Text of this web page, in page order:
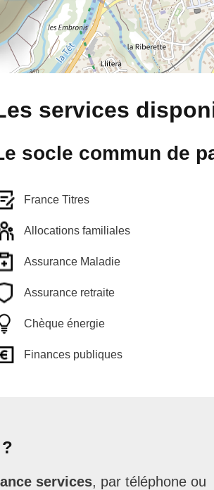
services
socle commun de
France Titres
Allocations familiales
Assurance Maladie
Assurance retraite
Chèque énergie
Finances publiques
services, par téléphone ou